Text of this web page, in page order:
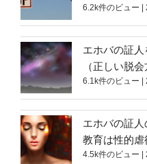
6.2k件のビュー
エホバの証
（正しい脱
6.1k件のビュー
エホバの証
教育は性的虐
4.5k件のビュー